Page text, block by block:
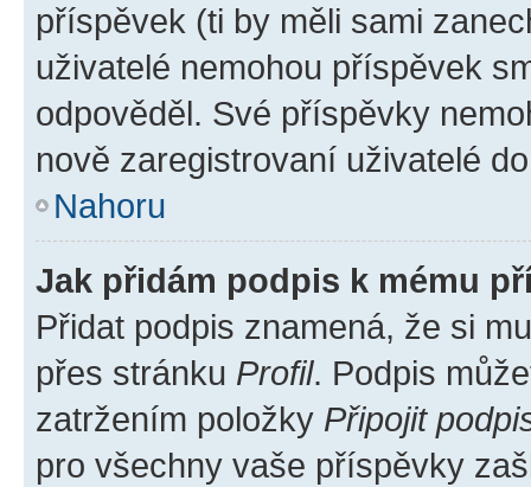
příspěvek (ti by měli sami
uživatelé nemohou příspěvek
odpověděl. Své příspěvky
nově zaregistrovaní uživatelé
Nahoru
Jak přidám podpis k mému
Přidat podpis znamená, že si
přes stránku Profil. Podpis
zatržením položky Připojit
pro všechny vaše příspěvky